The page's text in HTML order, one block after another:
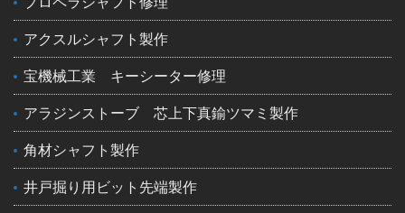
アクスルシャフト製作
宝機械工業 キーシーター修理
アラジンストーブ 芯上下真鍮ツマミ製作
角材シャフト製作
井戸掘り用ビット先端製作